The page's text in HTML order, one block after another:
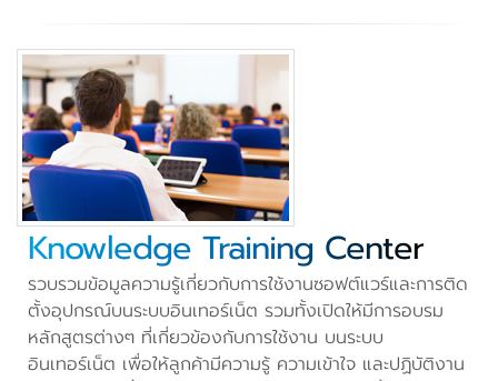
Knowledge Training Center
รวบรวมข้อมูลความรู้เกี่ยวกับการใช้งานซอฟต์แวร์และการติด
ตั้งอุปกรณ์บนระบบอินเทอร์เน็ต รวมทั้งเปิดให้มีการอบรม
หลักสูตรต่างๆ ที่เกี่ยวข้องกับการใช้งาน บนระบบ
อินเทอร์เน็ต เพื่อให้ลูกค้ามีความรู้ ความเข้าใจ และปฏิบัติงาน